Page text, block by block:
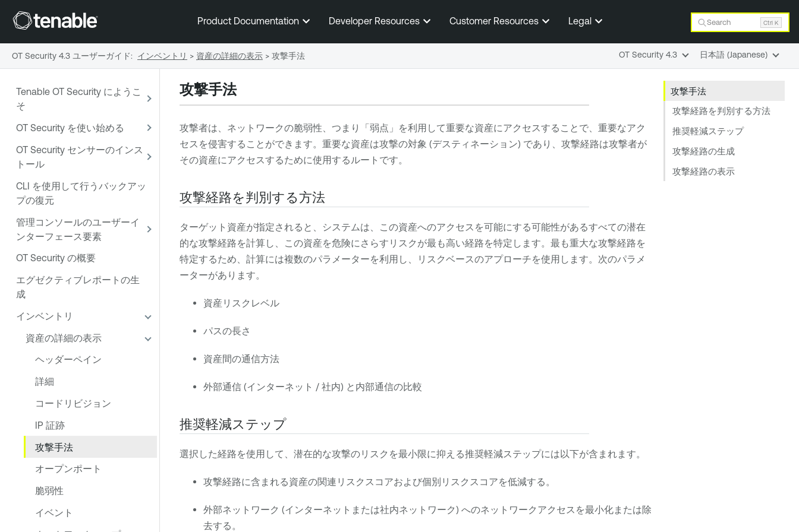
メインコンテンツに移動する
Product Documentation Developer Resources Customer Resources Legal Search Ctrl K
Tenable OT Security にようこ
そ
OT Security を使い始める
OT Security センサーのインス
トール
CLI を使用して行うバックアッ
プの復元
管理コンソールのユーザーイ
ンターフェース要素
OT Security の概要
エグゼクティブレポートの生
成
インベントリ
資産の詳細の表示
ヘッダーペイン
詳細
コードリビジョン
IP 証跡
攻撃手法
オープンポート
脆弱性
イベント
攻撃手法
攻撃経路を判別する方法
推奨軽減ステップ
攻撃経路の生成
攻撃経路の表示
攻撃手法
攻撃者は、ネットワークの脆弱性、つまり「弱点」を利用して重要な資産にアクセスすることで、重要なアク
セスを侵害することができます。重要な資産は攻撃の対象 (デスティネーション) であり、攻撃経路は攻撃者が
その資産にアクセスするために使用するルートです。
攻撃経路を判別する方法
ターゲット資産が指定されると、システムは、この資産へのアクセスを可能にする可能性があるすべての潜在
的な攻撃経路を計算し、この資産を危険にさらすリスクが最も高い経路を特定します。最も重大な攻撃経路を
特定するため、計算には複数のパラメーターを利用し、リスクベースのアプローチを使用します。次のパラメ
ーターがあります。
資産リスクレベル
パスの長さ
資産間の通信方法
外部通信 (インターネット / 社内) と内部通信の比較
推奨軽減ステップ
選択した経路を使用して、潜在的な攻撃のリスクを最小限に抑える推奨軽減ステップには以下が含まれます。
攻撃経路に含まれる資産の関連リスクスコアおよび個別リスクスコアを低減する。
外部ネットワーク (インターネットまたは社内ネットワーク) へのネットワークアクセスを最小化または除
去する。
OT Security 4.3 ユーザーガイド: インベントリ > 資産の詳細の表示 > 攻撃手法 OT Security 4.3 日本語 (Japanese)